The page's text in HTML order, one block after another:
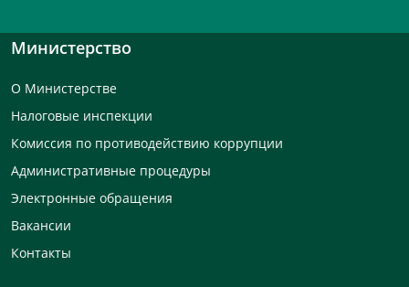
Министерство
О Министерстве
Налоговые инспекции
Комиссия по противодействию коррупции
Административные процедуры
Электронные обращения
Вакансии
Контакты